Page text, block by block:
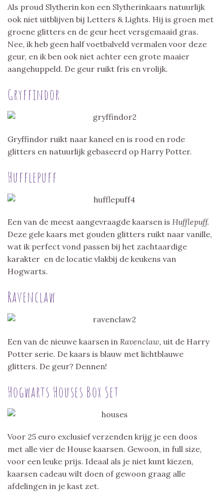
Als proud Slytherin kon een Slytherinkaars natuurlijk
ook niet uitblijven bij Letters & Lights. Hij is groen met
groene glitters en de geur heet versgemaaid gras.
Nee, ik heb geen half voetbalveld vermalen voor deze
geur, en ik ben ook niet achter een grote maaier
aangehuppeld. De geur ruikt fris en vrolijk.
Gryffindor
Gryffindor ruikt naar kaneel en is rood en rode
glitters en natuurlijk gebaseerd op Harry Potter.
Hufflepuff
Een van de meest aangevraagde kaarsen is Hufflepuff.
Deze gele kaars met gouden glitters ruikt naar vanille,
wat ik perfect vond passen bij het zachtaardige
karakter en de locatie vlakbij de keukens van
Hogwarts.
Ravenclaw
Een van de nieuwe kaarsen in Ravenclaw, uit de Harry
Potter serie. De kaars is blauw met lichtblauwe
glitters. De geur? Dennen!
Hogwarts Houses Box Set
Voor 25 euro exclusief verzenden krijg je een doos
met alle vier de House kaarsen. Gewoon, in full size,
voor een leuke prijs. Ideaal als je niet kunt kiezen,
kaarsen cadeau wilt doen of gewoon graag alle
afdelingen in je kast zet.